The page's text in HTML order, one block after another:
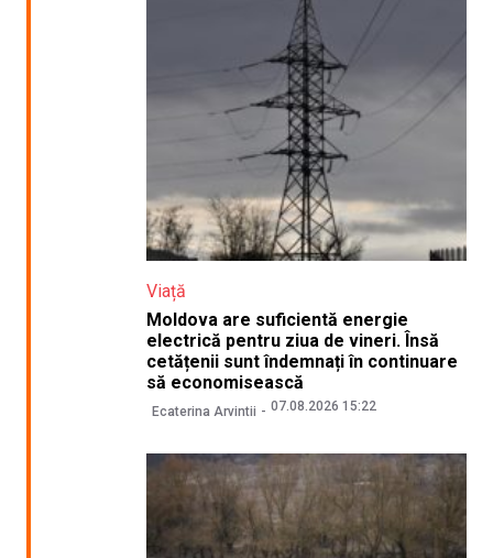
Viață
Moldova are suficientă energie
electrică pentru ziua de vineri. Însă
cetățenii sunt îndemnați în continuare
să economisească
Ecaterina Arvintii 07.08.2026 15:22